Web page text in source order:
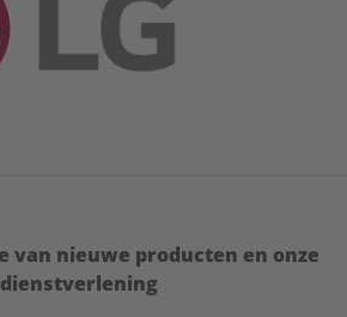
van nieuwe producten en onze
dienstverlening